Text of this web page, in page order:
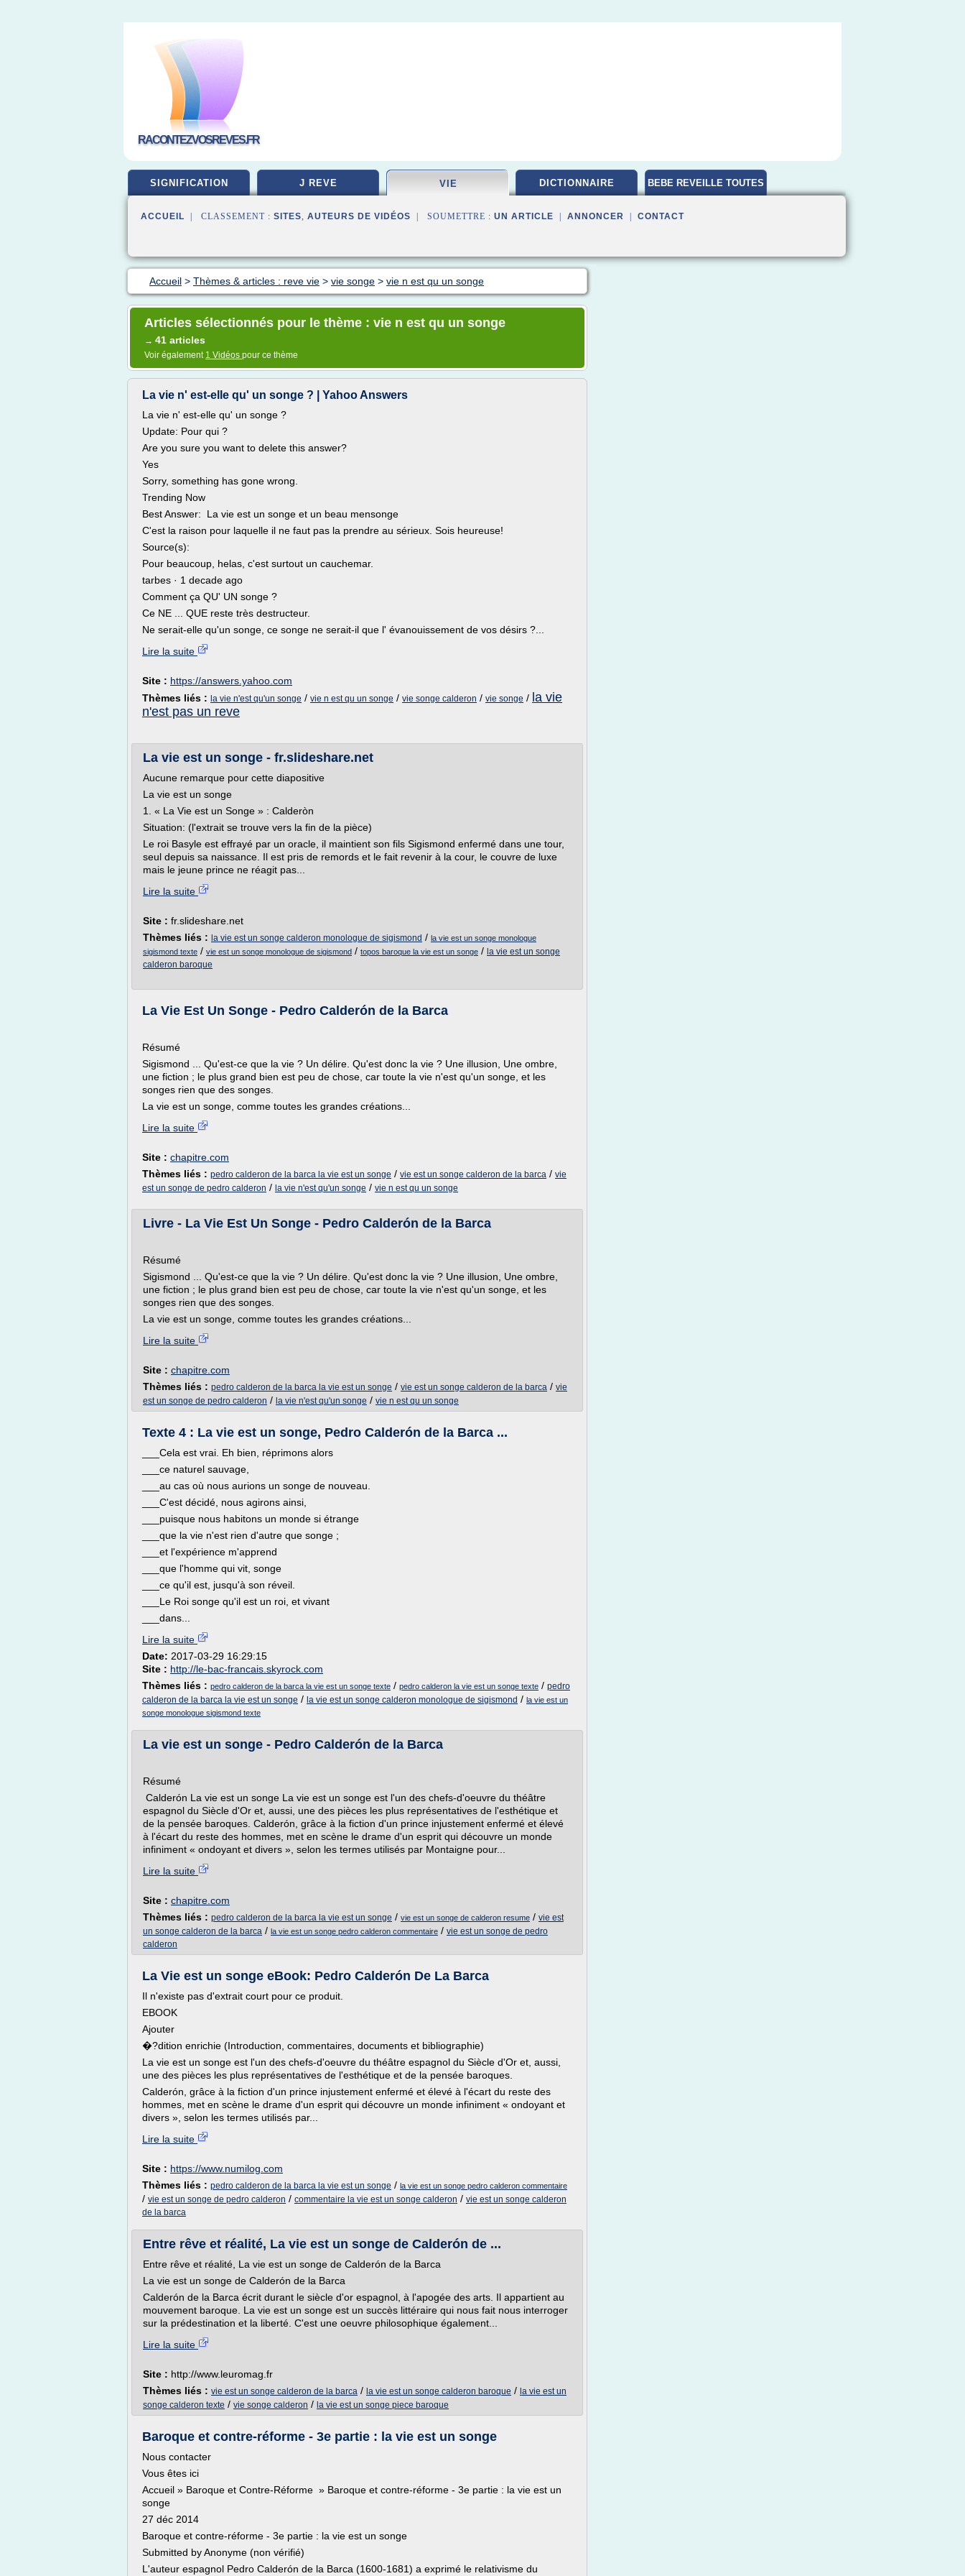
RACONTEZVOSREVES.FR
SIGNIFICATION J REVE VIE DICTIONNAIRE BEBE REVEILLE TOUTES
ACCUEIL | CLASSEMENT : SITES, AUTEURS DE VIDÉOS | SOUMETTRE : UN ARTICLE ANNONCER CONTACT
Accueil > Thèmes & articles : reve vie > vie songe > vie n est qu un songe
Articles sélectionnés pour le thème : vie n est qu un songe
→ 41 articles
Voir également 1 Vidéos pour ce thème
La vie n' est-elle qu' un songe ? | Yahoo Answers
La vie n' est-elle qu' un songe ?
Update: Pour qui ?
Are you sure you want to delete this answer?
Yes
Sorry, something has gone wrong.
Trending Now
Best Answer: La vie est un songe et un beau mensonge
C'est la raison pour laquelle il ne faut pas la prendre au sérieux. Sois heureuse!
Source(s):
Pour beaucoup, helas, c'est surtout un cauchemar.
tarbes · 1 decade ago
Comment ça QU' UN songe ?
Ce NE ... QUE reste très destructeur.
Ne serait-elle qu'un songe, ce songe ne serait-il que l' évanouissement de vos désirs ?...
Lire la suite
Site : https://answers.yahoo.com
Thèmes liés : la vie n'est qu'un songe / vie n est qu un songe / vie songe calderon / vie songe / la vie
n'est pas un reve
La vie est un songe - fr.slideshare.net
Aucune remarque pour cette diapositive
La vie est un songe
1. « La Vie est un Songe » : Calderòn
Situation: (l'extrait se trouve vers la fin de la pièce)
Le roi Basyle est effrayé par un oracle, il maintient son fils Sigismond enfermé dans une tour,
seul depuis sa naissance. Il est pris de remords et le fait revenir à la cour, le couvre de luxe
mais le jeune prince ne réagit pas...
Lire la suite
Site : fr.slideshare.net
Thèmes liés : la vie est un songe calderon monologue de sigismond / la vie est un songe monologue
sigismond texte / vie est un songe monologue de sigismond / topos baroque la vie est un songe / la vie est un songe
calderon baroque
La Vie Est Un Songe - Pedro Calderón de la Barca
Résumé
Sigismond ... Qu'est-ce que la vie ? Un délire. Qu'est donc la vie ? Une illusion, Une ombre,
une fiction ; le plus grand bien est peu de chose, car toute la vie n'est qu'un songe, et les
songes rien que des songes.
La vie est un songe, comme toutes les grandes créations...
Lire la suite
Site : chapitre.com
Thèmes liés : pedro calderon de la barca la vie est un songe / vie est un songe calderon de la barca / vie
est un songe de pedro calderon / la vie n'est qu'un songe / vie n est qu un songe
Livre - La Vie Est Un Songe - Pedro Calderón de la Barca
Résumé
Sigismond ... Qu'est-ce que la vie ? Un délire. Qu'est donc la vie ? Une illusion, Une ombre,
une fiction ; le plus grand bien est peu de chose, car toute la vie n'est qu'un songe, et les
songes rien que des songes.
La vie est un songe, comme toutes les grandes créations...
Lire la suite
Site : chapitre.com
Thèmes liés : pedro calderon de la barca la vie est un songe / vie est un songe calderon de la barca / vie
est un songe de pedro calderon / la vie n'est qu'un songe / vie n est qu un songe
Texte 4 : La vie est un songe, Pedro Calderón de la Barca ...
___Cela est vrai. Eh bien, réprimons alors
___ce naturel sauvage,
___au cas où nous aurions un songe de nouveau.
___C'est décidé, nous agirons ainsi,
___puisque nous habitons un monde si étrange
___que la vie n'est rien d'autre que songe ;
___et l'expérience m'apprend
___que l'homme qui vit, songe
___ce qu'il est, jusqu'à son réveil.
___Le Roi songe qu'il est un roi, et vivant
___dans...
Lire la suite
Date: 2017-03-29 16:29:15
Site : http://le-bac-francais.skyrock.com
Thèmes liés : pedro calderon de la barca la vie est un songe texte / pedro calderon la vie est un songe texte / pedro
calderon de la barca la vie est un songe / la vie est un songe calderon monologue de sigismond / la vie est un
songe monologue sigismond texte
La vie est un songe - Pedro Calderón de la Barca
Résumé
Calderón La vie est un songe La vie est un songe est l'un des chefs-d'oeuvre du théâtre
espagnol du Siècle d'Or et, aussi, une des pièces les plus représentatives de l'esthétique et
de la pensée baroques. Calderón, grâce à la fiction d'un prince injustement enfermé et élevé
à l'écart du reste des hommes, met en scène le drame d'un esprit qui découvre un monde
infiniment « ondoyant et divers », selon les termes utilisés par Montaigne pour...
Lire la suite
Site : chapitre.com
Thèmes liés : pedro calderon de la barca la vie est un songe / vie est un songe de calderon resume / vie est
un songe calderon de la barca / la vie est un songe pedro calderon commentaire / vie est un songe de pedro
calderon
La Vie est un songe eBook: Pedro Calderón De La Barca
Il n'existe pas d'extrait court pour ce produit.
EBOOK
Ajouter
�?dition enrichie (Introduction, commentaires, documents et bibliographie)
La vie est un songe est l'un des chefs-d'oeuvre du théâtre espagnol du Siècle d'Or et, aussi,
une des pièces les plus représentatives de l'esthétique et de la pensée baroques.
Calderón, grâce à la fiction d'un prince injustement enfermé et élevé à l'écart du reste des
hommes, met en scène le drame d'un esprit qui découvre un monde infiniment « ondoyant et
divers », selon les termes utilisés par...
Lire la suite
Site : https://www.numilog.com
Thèmes liés : pedro calderon de la barca la vie est un songe / la vie est un songe pedro calderon commentaire
/ vie est un songe de pedro calderon / commentaire la vie est un songe calderon / vie est un songe calderon
de la barca
Entre rêve et réalité, La vie est un songe de Calderón de ...
Entre rêve et réalité, La vie est un songe de Calderón de la Barca
La vie est un songe de Calderón de la Barca
Calderón de la Barca écrit durant le siècle d'or espagnol, à l'apogée des arts. Il appartient au
mouvement baroque. La vie est un songe est un succès littéraire qui nous fait nous interroger
sur la prédestination et la liberté. C'est une oeuvre philosophique également...
Lire la suite
Site : http://www.leuromag.fr
Thèmes liés : vie est un songe calderon de la barca / la vie est un songe calderon baroque / la vie est un
songe calderon texte / vie songe calderon / la vie est un songe piece baroque
Baroque et contre-réforme - 3e partie : la vie est un songe
Nous contacter
Vous êtes ici
Accueil » Baroque et Contre-Réforme » Baroque et contre-réforme - 3e partie : la vie est un
songe
27 déc 2014
Baroque et contre-réforme - 3e partie : la vie est un songe
Submitted by Anonyme (non vérifié)
L'auteur espagnol Pedro Calderón de la Barca (1600-1681) a exprimé le relativisme du